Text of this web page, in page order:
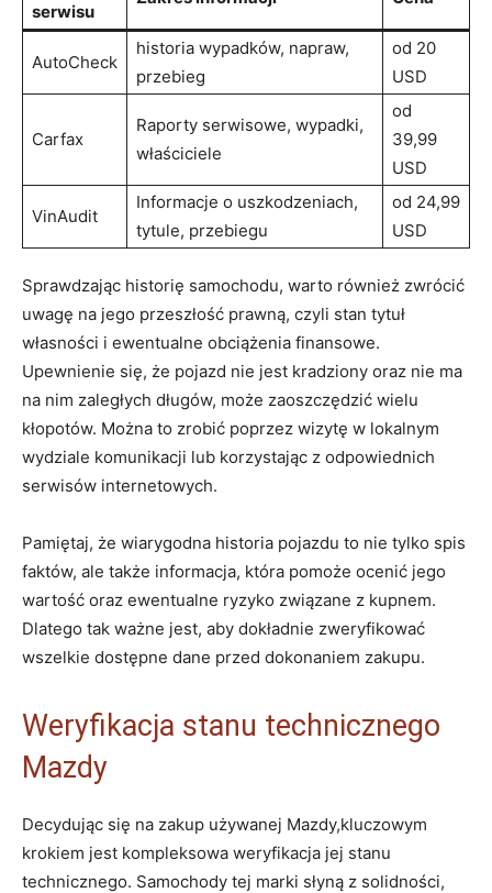
serwisu
AutoCheck
historia wypadków, napraw,
przebieg
od 20
USD
Carfax
Raporty serwisowe, wypadki,
właściciele
od
39,99
USD
VinAudit
Informacje o uszkodzeniach,
tytule, przebiegu
od 24,99
USD
Sprawdzając historię samochodu, warto również zwrócić
uwagę na jego przeszłość prawną, czyli stan tytuł
własności i ewentualne obciążenia finansowe.
Upewnienie się, że pojazd nie jest kradziony oraz nie ma
na nim zaległych długów, może zaoszczędzić wielu
kłopotów. Można to zrobić poprzez wizytę w lokalnym
wydziale komunikacji lub korzystając z odpowiednich
serwisów internetowych.
Pamiętaj, że wiarygodna historia pojazdu to nie tylko spis
faktów, ale także informacja, która pomoże ocenić jego
wartość oraz ewentualne ryzyko związane z kupnem.
Dlatego tak ważne jest, aby dokładnie zweryfikować
wszelkie dostępne dane przed dokonaniem zakupu.
Weryfikacja stanu technicznego
Mazdy
Decydując się na zakup używanej Mazdy,kluczowym
krokiem jest kompleksowa weryfikacja jej stanu
technicznego. Samochody tej marki słyną z solidności,